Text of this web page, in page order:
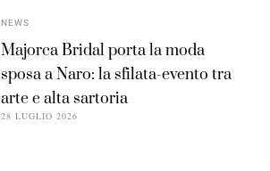
NEWS
Majorca Bridal porta la moda
sposa a Naro: la sfilata-evento tra
arte e alta sartoria
28 LUGLIO 2026